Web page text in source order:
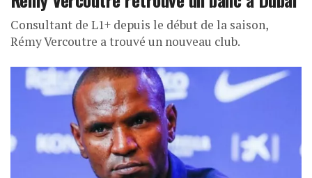
Consultant de L1+ depuis le début de la saison,
Rémy Vercoutre a trouvé un nouveau club.